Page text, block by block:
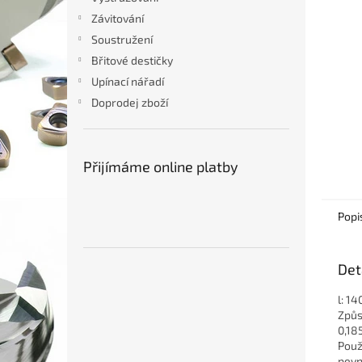
Závitování
Soustružení
Břitové destičky
Upínací nářadí
Doprodej zboží
Přijímáme online platby
l: